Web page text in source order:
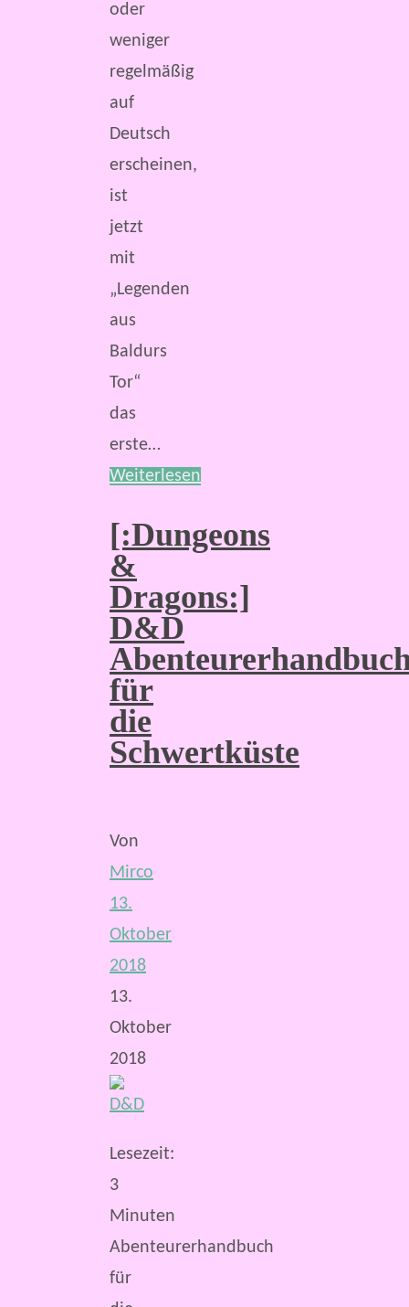
oder
weniger
regelmäßig
auf
Deutsch
erscheinen,
ist
jetzt
mit
„Legenden
aus
Baldurs
Tor“
das
erste…
Weiterlesen
[:Dungeons
&
Dragons:]
D&D
für
die
Schwertküste
Von
Mirco
13.
Oktober
2018
13.
Oktober
2018
Lesezeit:
3
Minuten
Abenteurerhandbuch
für